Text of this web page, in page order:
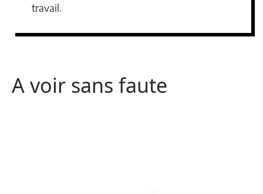
travail.
A voir sans faute